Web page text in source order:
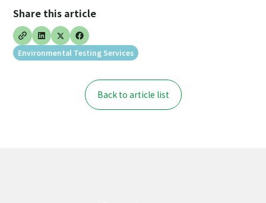
Share this article
Environmental Testing Services
Back to article list